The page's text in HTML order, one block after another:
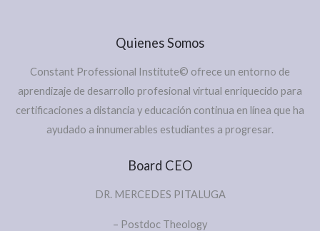
Quienes Somos
Constant Professional Institute© ofrece un entorno de
aprendizaje de desarrollo profesional virtual enriquecido para
certificaciones a distancia y educación continua en línea que ha
ayudado a innumerables estudiantes a progresar.
Board CEO
DR. MERCEDES PITALUGA
– Postdoc Theology